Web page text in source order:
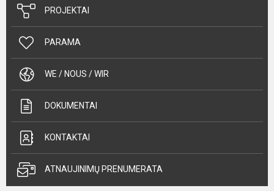
PROJEKTAI
PARAMA
WE / NOUS / WIR
DOKUMENTAI
KONTAKTAI
ATNAUJINIMŲ PRENUMERATA